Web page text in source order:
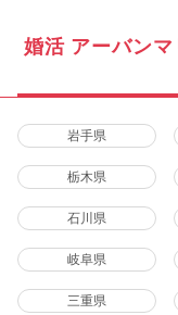
婚活 アーバン
岩手県
栃木県
石川県
岐阜県
三重県